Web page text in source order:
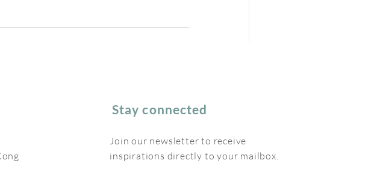
Stay connected
Join our newsletter to receive
inspirations directly to your mailbox.